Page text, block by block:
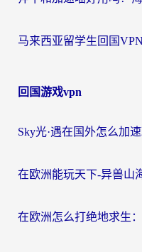
回国游戏vpn